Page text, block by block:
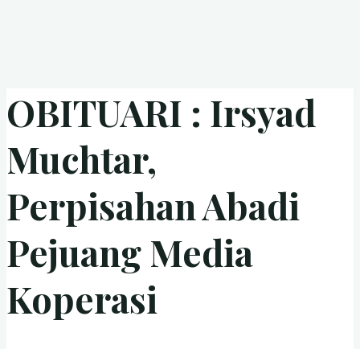
OBITUARI : Irsyad
Muchtar,
Perpisahan Abadi
Pejuang Media
Koperasi